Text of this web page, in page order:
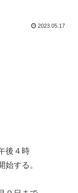
2023.05.17
後４時
する。